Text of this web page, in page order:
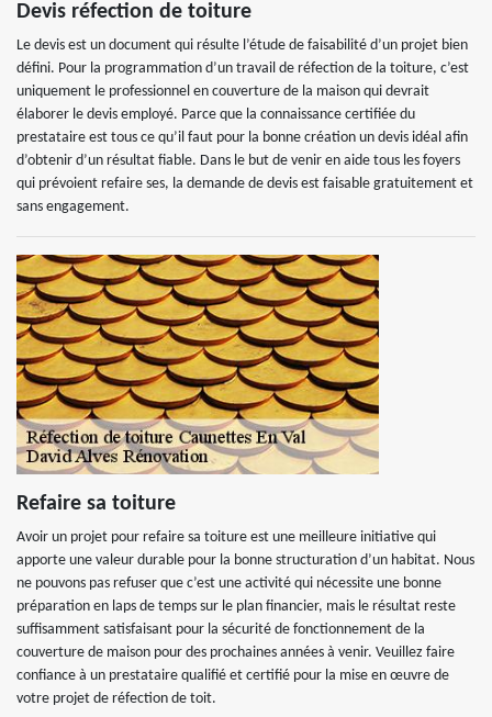
Devis réfection de toiture
Le devis est un document qui résulte l’étude de faisabilité d’un projet bien
défini. Pour la programmation d’un travail de réfection de la toiture, c’est
uniquement le professionnel en couverture de la maison qui devrait
élaborer le devis employé. Parce que la connaissance certifiée du
prestataire est tous ce qu’il faut pour la bonne création un devis idéal afin
d’obtenir d’un résultat fiable. Dans le but de venir en aide tous les foyers
qui prévoient refaire ses, la demande de devis est faisable gratuitement et
sans engagement.
Refaire sa toiture
Avoir un projet pour refaire sa toiture est une meilleure initiative qui
apporte une valeur durable pour la bonne structuration d’un habitat. Nous
ne pouvons pas refuser que c’est une activité qui nécessite une bonne
préparation en laps de temps sur le plan financier, mais le résultat reste
suffisamment satisfaisant pour la sécurité de fonctionnement de la
couverture de maison pour des prochaines années à venir. Veuillez faire
confiance à un prestataire qualifié et certifié pour la mise en œuvre de
votre projet de réfection de toit.